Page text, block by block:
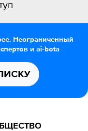
Неограниченный
и ai-bota